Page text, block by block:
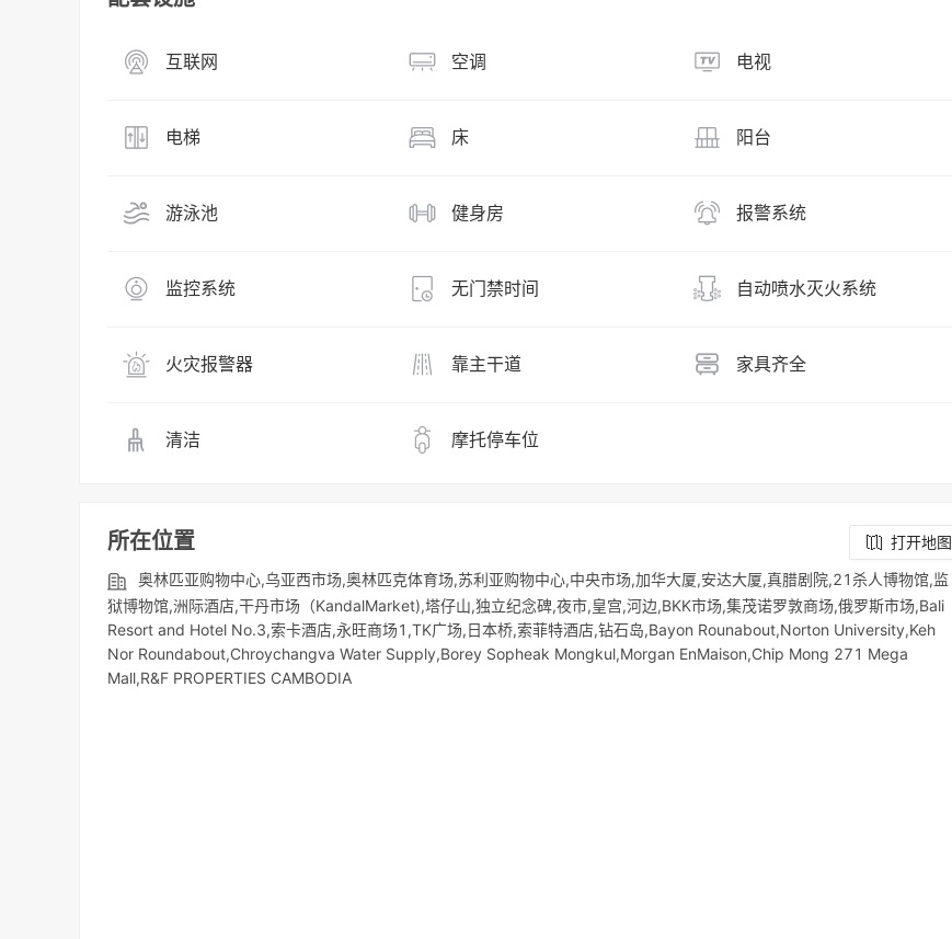
互联网 空调 电视
电梯 床 阳台
游泳池 健身房 报警系统
监控系统 无门禁时间 自动喷水灭火系统
火灾报警器 靠主干道 家具齐全
清洁 摩托停车位
所在位置
打开地图
奥林匹亚购物中心,乌亚西市场,奥林匹克体育场,苏利亚购物中心,中央市场,加华大厦,安达大厦,真腊剧院,21杀人博物馆,监
狱博物馆,洲际酒店,干丹市场（KandalMarket),塔仔山,独立纪念碑,夜市,皇宫,河边,BKK市场,集茂诺罗敦商场,俄罗斯市场,Bali
Resort and Hotel No.3,索卡酒店,永旺商场1,TK广场,日本桥,索菲特酒店,钻石岛,Bayon Rounabout,Norton University,Keh
Nor Roundabout,Chroychangva Water Supply,Borey Sopheak Mongkul,Morgan EnMaison,Chip Mong 271 Mega
Mall,R&F PROPERTIES CAMBODIA